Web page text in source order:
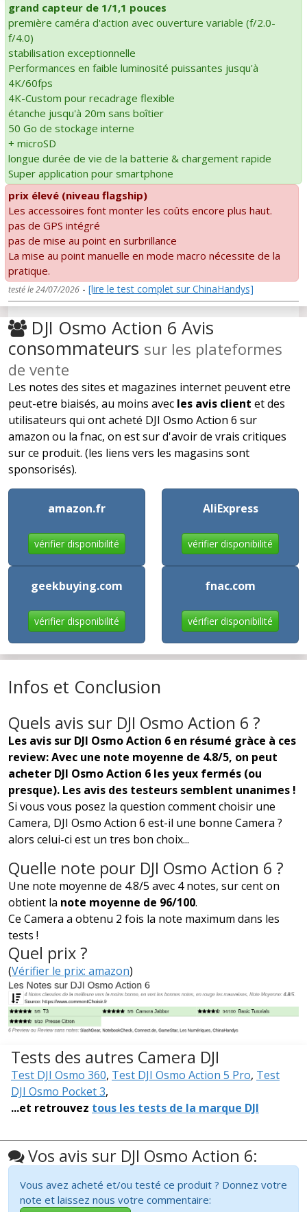
grand capteur de 1/1,1 pouces
première caméra d'action avec ouverture variable (f/2.0-
f/4.0)
stabilisation exceptionnelle
Performances en faible luminosité puissantes jusqu'à
4K/60fps
4K-Custom pour recadrage flexible
étanche jusqu'à 20m sans boîtier
50 Go de stockage interne
+ microSD
longue durée de vie de la batterie & chargement rapide
Super application pour smartphone
prix élevé (niveau flagship)
Les accessoires font monter les coûts encore plus haut.
pas de GPS intégré
pas de mise au point en surbrillance
La mise au point manuelle en mode macro nécessite de la
pratique.
testé le 24/07/2026 - [lire le test complet sur ChinaHandys]
DJI Osmo Action 6 Avis
consommateurs sur les plateformes
de vente
Les notes des sites et magazines internet peuvent etre
peut-etre biaisés, au moins avec les avis client et des
utilisateurs qui ont acheté DJI Osmo Action 6 sur
amazon ou la fnac, on est sur d'avoir de vrais critiques
sur ce produit. (les liens vers les magasins sont
sponsorisés).
amazon.fr
vérifier disponibilité
AliExpress
vérifier disponibilité
geekbuying.com
vérifier disponibilité
fnac.com
vérifier disponibilité
Infos et Conclusion
Quels avis sur DJI Osmo Action 6 ?
Les avis sur DJI Osmo Action 6 en résumé gràce à ces
review: Avec une note moyenne de 4.8/5, on peut
acheter DJI Osmo Action 6 les yeux fermés (ou
presque). Les avis des testeurs semblent unanimes !
Si vous vous posez la question comment choisir une
Camera, DJI Osmo Action 6 est-il une bonne Camera ?
alors celui-ci est un tres bon choix...
Quelle note pour DJI Osmo Action 6 ?
Une note moyenne de 4.8/5 avec 4 notes, sur cent on
obtient la note moyenne de 96/100.
Ce Camera a obtenu 2 fois la note maximum dans les
tests !
Quel prix ?
(Vérifier le prix: amazon)
Tests des autres Camera DJI
Test DJI Osmo 360, Test DJI Osmo Action 5 Pro, Test
DJI Osmo Pocket 3,
...et retrouvez tous les tests de la marque DJI
Vos avis sur DJI Osmo Action 6:
Vous avez acheté et/ou testé ce produit ? Donnez votre
note et laissez nous votre commentaire: